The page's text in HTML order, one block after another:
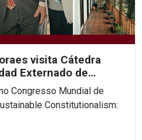
visita Cátedra
Externado de
Congresso Mundial de
Constitutionalism: